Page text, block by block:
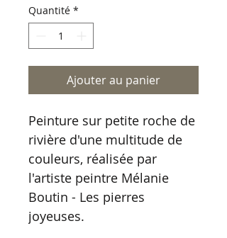
Quantité *
Ajouter au panier
Peinture sur petite roche de
rivière d'une multitude de
couleurs, réalisée par
l'artiste peintre Mélanie
Boutin - Les pierres
joyeuses.